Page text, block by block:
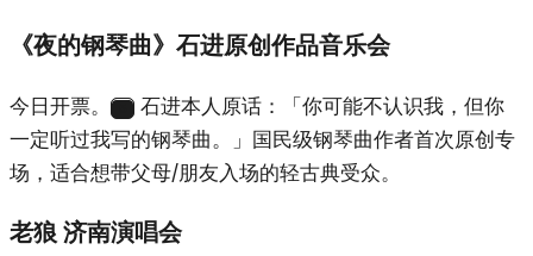
《夜的钢琴曲》石进原创作品音乐会
今日开票。
石进本人原话：「你可能不认识我，但你
一定听过我写的钢琴曲。」国民级钢琴曲作者首次原创专
场，适合想带父母/朋友入场的轻古典受众。
老狼 济南演唱会